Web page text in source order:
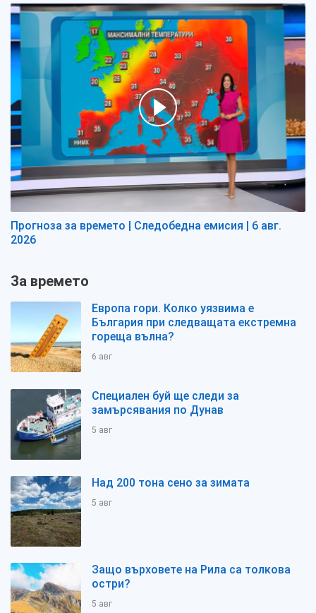
Прогноза за времето | Следобедна емисия | 6 авг.
2026
За времето
Европа гори. Колко уязвима е
България при следващата екстремна
гореща вълна?
6 авг
Специален буй ще следи за
замърсявания по Дунав
5 авг
Над 200 тона сено за зимата
5 авг
Защо върховете на Рила са толкова
остри?
5 авг